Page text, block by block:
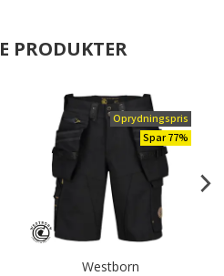
PRODUKTER
Oprydningspris
Spar 77%
Westborn